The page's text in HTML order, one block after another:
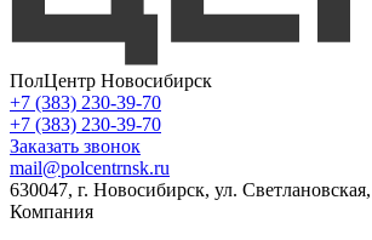
ПолЦентр Новосибирск
+7 (383) 230-39-70
+7 (383) 230-39-70
Заказать звонок
mail@polcentrnsk.ru
630047, г. Новосибирск, ул.
Компания